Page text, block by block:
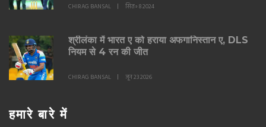
CHIRAG BANSAL सित॰ 8 2024
श्रीलंका में भारत ए को हराया अफगानिस्तान ए, DLS
नियम से 4 रन की जीत
CHIRAG BANSAL जून 23 2026
हमारे बारे में